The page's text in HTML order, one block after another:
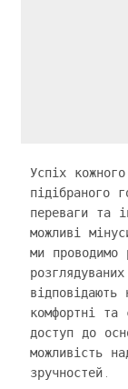
Успіх
підібраного
переваги та
можливі
ми проводимо
відповідають
комфортні та
доступ до
можливість
зручностей.